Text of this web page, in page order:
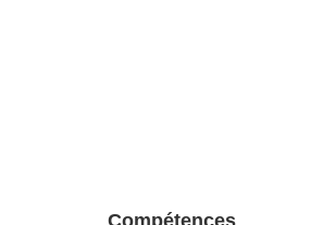
Compétences